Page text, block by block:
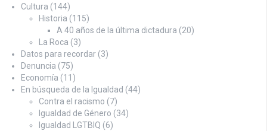
Cultura (144)
Historia (115)
A 40 años de la última dictadura (20)
La Roca (3)
Datos para recordar (3)
Denuncia (75)
Economía (11)
En búsqueda de la Igualdad (44)
Contra el racismo (7)
Igualdad de Género (34)
Igualdad LGTBIQ (6)